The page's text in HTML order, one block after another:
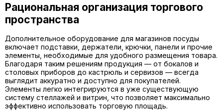
Рациональная организация торгового
пространства
Дополнительное оборудование для магазинов посуды
включает подставки, держатели, крючки, панели и прочие
элементы, необходимые для удобного размещения товара.
Благодаря таким решениям продукция — от бокалов и
столовых приборов до кастрюль и сервизов — всегда
выглядит аккуратно и доступно для покупателей.
Элементы легко интегрируются в уже существующую
систему стеллажей и витрин, что позволяет максимально
эффективно использовать торговую площадь.